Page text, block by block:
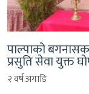
पाल्पाको
प्रसुति सेवा युक्त
२ वर्ष अगाडि